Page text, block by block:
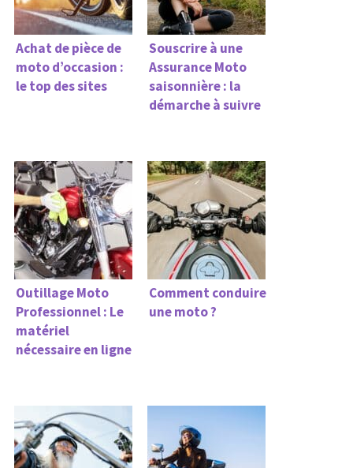
Achat de pièce de
moto d’occasion :
le top des sites
Souscrire à une
Assurance Moto
saisonnière : la
démarche à suivre
Outillage Moto
Professionnel : Le
matériel
nécessaire en ligne
Comment conduire
une moto ?